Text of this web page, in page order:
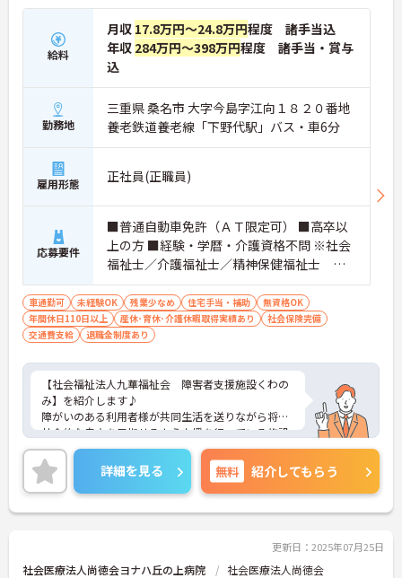
給料
月収 17.8万円～24.8万円程度 諸手当込
年収 284万円～398万円程度 諸手当・賞与
込
勤務地
三重県 桑名市 大字今島字江向１８２０番地
養老鉄道養老線「下野代駅」バス・車6分
雇用形態 正社員(正職員)
応募要件
■普通自動車免許（ＡＴ限定可） ■高卒以
上の方 ■経験・学暦・介護資格不問 ※社会
福祉士／介護福祉士／精神保健福祉士 い
ずれかの資格がある方賃金優遇
車通勤可 未経験OK 残業少なめ 住宅手当・補助
無資格OK
年間休日110日以上
産休･育休･介護休暇取得実績あり
社会保険完備
交通費支給
退職金制度あり
【社会福祉法人九華福祉会 障害者支援施設くわの
み】を紹介します♪
障がいのある利用者様が共同生活を送りながら将来
社会的な自立を目指せるよう支援を行っている施設
です。就労支援などの活動の他に地域の皆様との交
流や余暇活動も大切にしています。当施設での出会
い、関わり合いの中で自然と笑顔が増えていく、そ
んな環境を目指しています◎
生活支援員としてサポートをお願いします
資格の有無は問いません！未経験の方も歓迎してい
ます♪あなたも「生活支援員」として、利用者様に
詳細を見る 無料 紹介してもらう
更新日：2025年07月25日
社会医療法人尚徳会ヨナハ丘の上病院 社会医療法人尚徳会